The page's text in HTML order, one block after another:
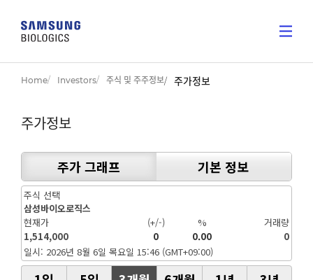
Home Investors 주식 및 주주정보 주가정보
주가정보